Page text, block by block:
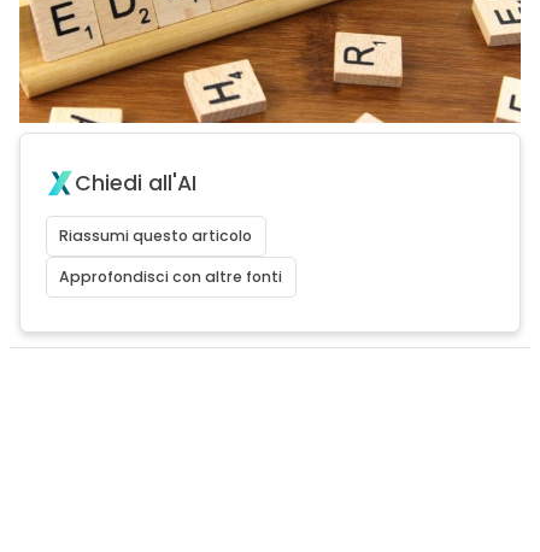
Chiedi all'AI
Riassumi questo articolo
Approfondisci con altre fonti